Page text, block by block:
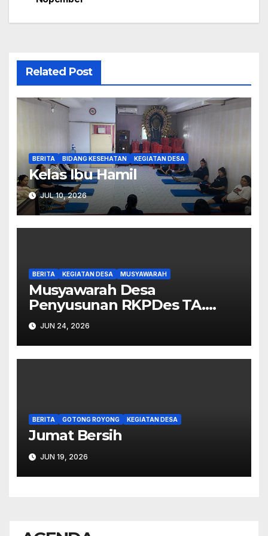
pos
Related Post
BERITA BIDANG KESEHATAN KEGIATAN DESA
Kelas Ibu Hamil
JUL 10, 2026
BERITA KEGIATAN DESA MUSYAWARAH
Musyawarah Desa
Penyusunan RKPDes TA.
2027.
JUN 24, 2026
BERITA GOTONG ROYONG KEGIATAN DESA
Jumat Bersih
JUN 19, 2026